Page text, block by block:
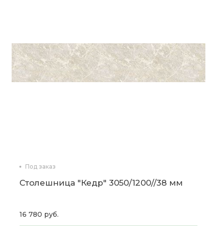
Под заказ
Столешница "Кедр" 3050/1200//38 мм
16 780 руб.